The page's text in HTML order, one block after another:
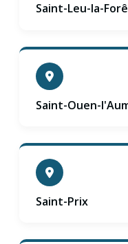
Saint-Leu-la-
Saint-Ouen-
Saint-Prix